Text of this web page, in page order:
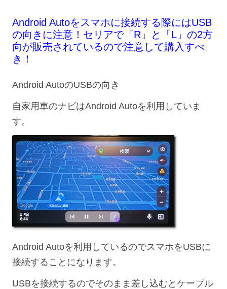
Android Autoをスマホに接続する際にはUSB
の向きに注意！セリアで「R」と「L」の2方
向が販売されているので注意して購入すべ
き！
Android AutoのUSBの向き
自家用車のナビはAndroid Autoを利用していま
す。
Android Autoを利用しているのでスマホをUSBに
接続することになります。
USBを接続するのでそのまま差し込むとケーブル